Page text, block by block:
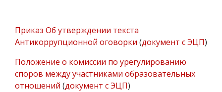
Приказ Об утверждении текста
Антикоррупционной оговорки (документ с ЭЦП)
Положение о комиссии по урегулированию
споров между участниками образовательных
отношений (документ с ЭЦП)